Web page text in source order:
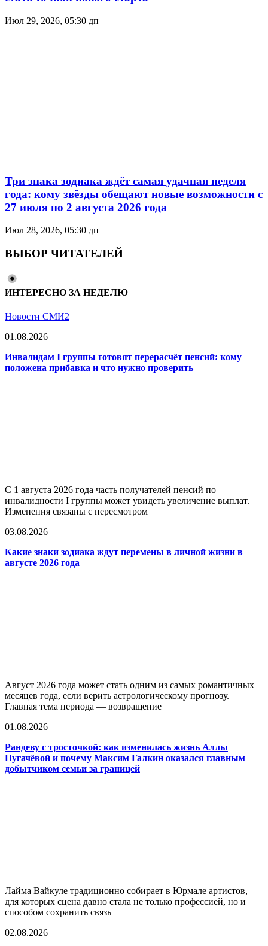
Июл 29, 2026, 05:30 дп
Три знака зодиака ждёт самая удачная неделя
года: кому звёзды обещают новые возможности с
27 июля по 2 августа 2026 года
Июл 28, 2026, 05:30 дп
ВЫБОР ЧИТАТЕЛЕЙ
ИНТЕРЕСНО ЗА НЕДЕЛЮ
Новости СМИ2
01.08.2026
Инвалидам I группы готовят перерасчёт пенсий: кому
положена прибавка и что нужно проверить
С 1 августа 2026 года часть получателей пенсий по
инвалидности I группы может увидеть увеличение выплат.
Изменения связаны с пересмотром
03.08.2026
Какие знаки зодиака ждут перемены в личной жизни в
августе 2026 года
Август 2026 года может стать одним из самых романтичных
месяцев года, если верить астрологическому прогнозу.
Главная тема периода — возвращение
01.08.2026
Рандеву с тросточкой: как изменилась жизнь Аллы
Пугачёвой и почему Максим Галкин оказался главным
добытчиком семьи за границей
Лайма Вайкуле традиционно собирает в Юрмале артистов,
для которых сцена давно стала не только профессией, но и
способом сохранить связь
02.08.2026